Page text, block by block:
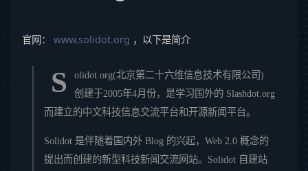
官网： www.solidot.org ，以下是简介
S
olidot.org(北京第二十六维信息技术有限公司)
创建于2005年4月份，是学习国外的 Slashdot.org
而建立的中文科技信息交流平台和开源新闻平台。
Solidot 是伴随着国内外 Blog 的兴起，Web 2.0 概念的
提出而创建的新型科技新闻交流网站。Solidot 自建站